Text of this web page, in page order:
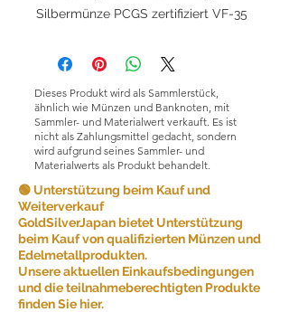
Silbermünze PCGS zertifiziert VF-35
Dieses Produkt wird als Sammlerstück,
ähnlich wie Münzen und Banknoten, mit
Sammler- und Materialwert verkauft. Es ist
nicht als Zahlungsmittel gedacht, sondern
wird aufgrund seines Sammler- und
Materialwerts als Produkt behandelt.
🟢 Unterstützung beim Kauf und
Weiterverkauf
GoldSilverJapan bietet Unterstützung
beim Kauf von qualifizierten Münzen und
Edelmetallprodukten.
Unsere aktuellen Einkaufsbedingungen
und die teilnahmeberechtigten Produkte
finden Sie hier.